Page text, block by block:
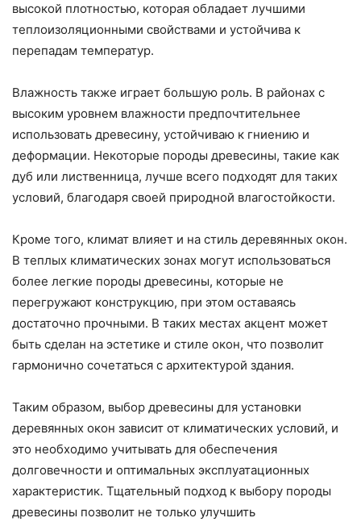
высокой плотностью, которая обладает лучшими
теплоизоляционными свойствами и устойчива к
перепадам температур.
Влажность также играет большую роль. В районах с
высоким уровнем влажности предпочтительнее
использовать древесину, устойчиваю к гниению и
деформации. Некоторые породы древесины, такие как
дуб или лиственница, лучше всего подходят для таких
условий, благодаря своей природной влагостойкости.
Кроме того, климат влияет и на стиль деревянных окон.
В теплых климатических зонах могут использоваться
более легкие породы древесины, которые не
перегружают конструкцию, при этом оставаясь
достаточно прочными. В таких местах акцент может
быть сделан на эстетике и стиле окон, что позволит
гармонично сочетаться с архитектурой здания.
Таким образом, выбор древесины для установки
деревянных окон зависит от климатических условий, и
это необходимо учитывать для обеспечения
долговечности и оптимальных эксплуатационных
характеристик. Тщательный подход к выбору породы
древесины позволит не только улучшить